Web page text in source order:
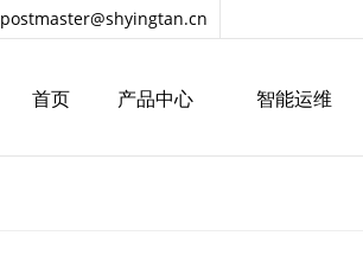
postmaster@shyingtan.cn
首页 产品中心 智能运维